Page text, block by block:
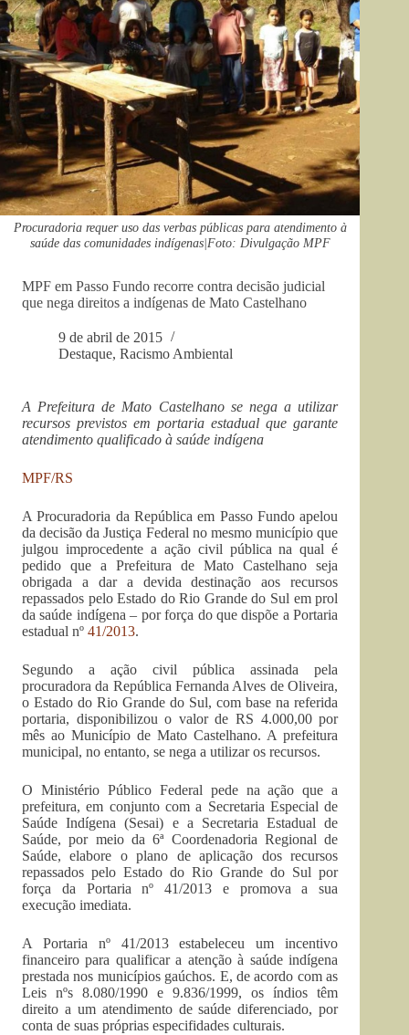
Procuradoria requer uso das verbas públicas para atendimento à
saúde das comunidades indígenas|Foto: Divulgação MPF
MPF em Passo Fundo recorre contra decisão judicial
que nega direitos a indígenas de Mato Castelhano
9 de abril de 2015
Destaque, Racismo Ambiental
A Prefeitura de Mato Castelhano se nega a utilizar
recursos previstos em portaria estadual que garante
atendimento qualificado à saúde indígena
MPF/RS
A Procuradoria da República em Passo Fundo apelou
da decisão da Justiça Federal no mesmo município que
julgou improcedente a ação civil pública na qual é
pedido que a Prefeitura de Mato Castelhano seja
obrigada a dar a devida destinação aos recursos
repassados pelo Estado do Rio Grande do Sul em prol
da saúde indígena – por força do que dispõe a Portaria
estadual nº 41/2013.
Segundo a ação civil pública assinada pela
procuradora da República Fernanda Alves de Oliveira,
o Estado do Rio Grande do Sul, com base na referida
portaria, disponibilizou o valor de RS 4.000,00 por
mês ao Município de Mato Castelhano. A prefeitura
municipal, no entanto, se nega a utilizar os recursos.
O Ministério Público Federal pede na ação que a
prefeitura, em conjunto com a Secretaria Especial de
Saúde Indígena (Sesai) e a Secretaria Estadual de
Saúde, por meio da 6ª Coordenadoria Regional de
Saúde, elabore o plano de aplicação dos recursos
repassados pelo Estado do Rio Grande do Sul por
força da Portaria nº 41/2013 e promova a sua
execução imediata.
A Portaria nº 41/2013 estabeleceu um incentivo
financeiro para qualificar a atenção à saúde indígena
prestada nos municípios gaúchos. E, de acordo com as
Leis nºs 8.080/1990 e 9.836/1999, os índios têm
direito a um atendimento de saúde diferenciado, por
conta de suas próprias especifidades culturais.